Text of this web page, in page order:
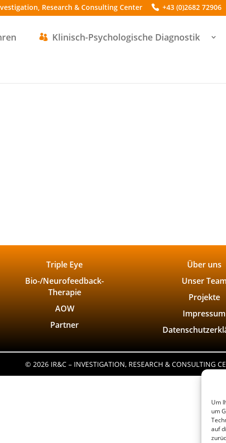
Um
um
auf
Research & Consulting Center +43 (0)2682 72906
Klinisch-Psychologische Diagnostik
Triple Eye
Bio-/Neurofeedback-
Therapie
AOW
Partner
Über uns
Unser Team
Projekte
Impressum
© 2026 IR&C – INVESTIGATION, RESEARCH & CONSULTING